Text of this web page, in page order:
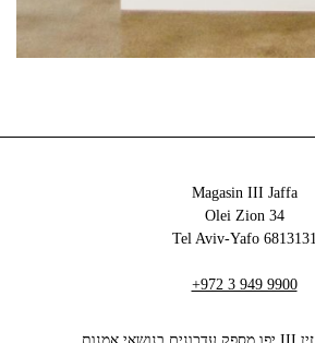
Magasin III Jaffa
34 Olei Zion
6813131 Tel Aviv-Yafo
+972 3 949 9900